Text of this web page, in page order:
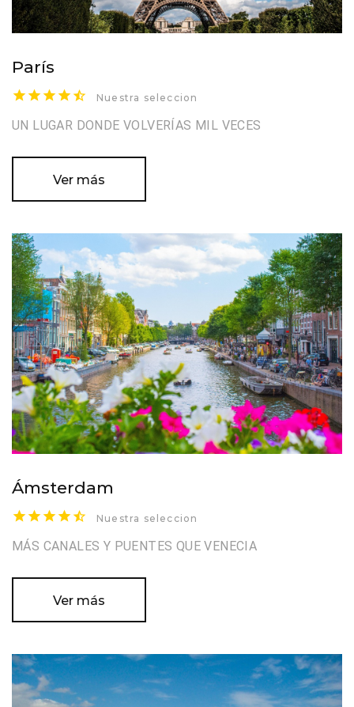
París
Nuestra seleccion
UN LUGAR DONDE VOLVERÍAS MIL VECES
Ver más
Ámsterdam
Nuestra seleccion
MÁS CANALES Y PUENTES QUE VENECIA
Ver más